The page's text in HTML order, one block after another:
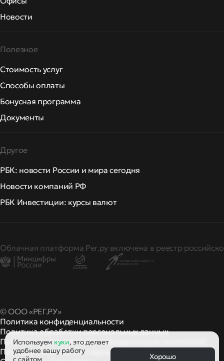
Новости
Полезное
Стоимость услуг
Способы оплаты
Бонусная программа
Документы
Другое
РБК: новости России и мира сегодня
Новости компаний РФ
РБК Инвестиции: курсы валют
Облачная платформа Рег.ру включена в реестр
© ООО «РЕГ.РУ»
Политика конфиденциальности
Политика обработки персональных данных
Правила применения рекомендательных технологий
Правила пользованияи другие
правила и политики
Используем куки, это делает
удобнее вашу работу
с сайтом
Хорошо